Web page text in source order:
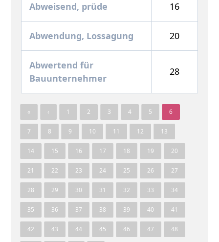
Abweisend, prüde 16
Abwendung, Lossagung 20
Abwertend für
Bauunternehmer
28
« ‹ 1 2 3 4 5 6
7 8 9 10 11 12 13
14 15 16 17 18 19 20
21 22 23 24 25 26 27
28 29 30 31 32 33 34
35 36 37 38 39 40 41
42 43 44 45 46 47 48